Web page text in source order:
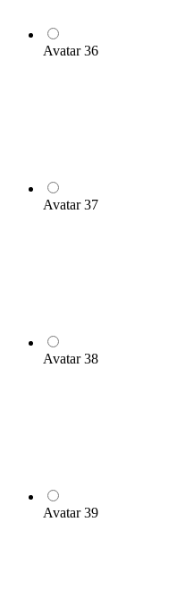
Avatar 36
Avatar 37
Avatar 38
Avatar 39